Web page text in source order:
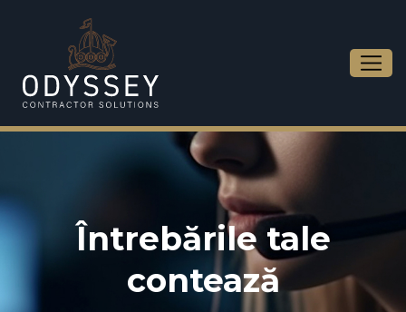
Întrebările tale
contează